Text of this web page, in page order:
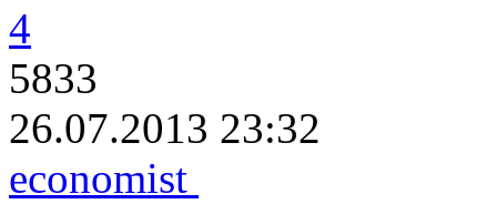
4
5833
26.07.2013 23:32
economist